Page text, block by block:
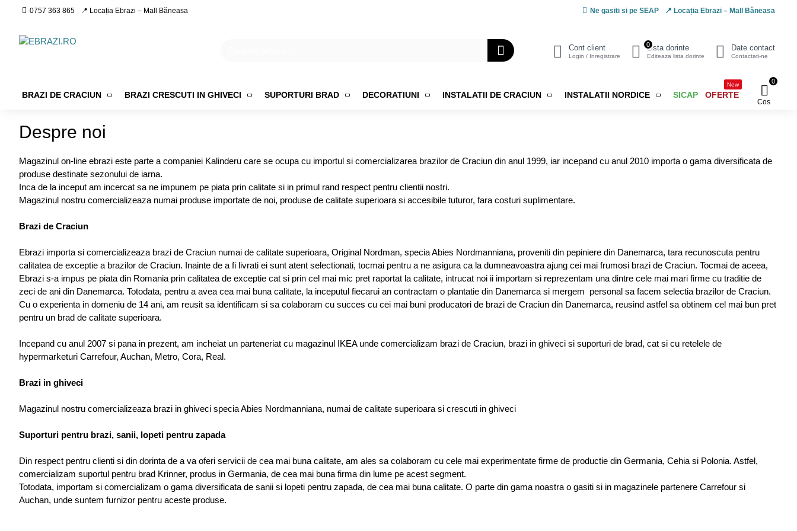
0757 363 865 📍 Locația Ebrazi – Mall Băneasa Ne gasiti si pe SEAP 📍 Locația Ebrazi – Mall Băneasa
Cont client
Login / Inregistrare
Lista dorinte
Editeaza lista dorinte
0 Date contact
Contactati-ne
BRAZI DE CRACIUN BRAZI CRESCUTI IN GHIVECI SUPORTURI BRAD DECORATIUNI INSTALATII DE CRACIUN INSTALATII NORDICE SICAP OFERTE
New
Cos
0
Despre noi
Magazinul on-line ebrazi este parte a companiei Kalinderu care se ocupa cu importul si comercializarea brazilor de Craciun din anul 1999, iar incepand cu anul 2010 importa o gama diversificata de
produse destinate sezonului de iarna.
Inca de la inceput am incercat sa ne impunem pe piata prin calitate si in primul rand respect pentru clientii nostri.
Magazinul nostru comercializeaza numai produse importate de noi, produse de calitate superioara si accesibile tuturor, fara costuri suplimentare.
Brazi de Craciun
Ebrazi importa si comercializeaza brazi de Craciun numai de calitate superioara, Original Nordman, specia Abies Nordmanniana, proveniti din pepiniere din Danemarca, tara recunoscuta pentru
calitatea de exceptie a brazilor de Craciun. Inainte de a fi livrati ei sunt atent selectionati, tocmai pentru a ne asigura ca la dumneavoastra ajung cei mai frumosi brazi de Craciun. Tocmai de aceea,
Ebrazi s-a impus pe piata din Romania prin calitatea de exceptie cat si prin cel mai mic pret raportat la calitate, intrucat noi ii importam si reprezentam una dintre cele mai mari firme cu traditie de
zeci de ani din Danemarca. Totodata, pentru a avea cea mai buna calitate, la inceputul fiecarui an contractam o plantatie din Danemarca si mergem personal sa facem selectia brazilor de Craciun.
Cu o experienta in domeniu de 14 ani, am reusit sa identificam si sa colaboram cu succes cu cei mai buni producatori de brazi de Craciun din Danemarca, reusind astfel sa obtinem cel mai bun pret
pentru un brad de calitate superioara.
Incepand cu anul 2007 si pana in prezent, am incheiat un parteneriat cu magazinul IKEA unde comercializam brazi de Craciun, brazi in ghiveci si suporturi de brad, cat si cu retelele de
hypermarketuri Carrefour, Auchan, Metro, Cora, Real.
Brazi in ghiveci
Magazinul nostru comercializeaza brazi in ghiveci specia Abies Nordmanniana, numai de calitate superioara si crescuti in ghiveci
Suporturi pentru brazi, sanii, lopeti pentru zapada
Din respect pentru clienti si din dorinta de a va oferi servicii de cea mai buna calitate, am ales sa colaboram cu cele mai experimentate firme de productie din Germania, Cehia si Polonia. Astfel,
comercializam suportul pentru brad Krinner, produs in Germania, de cea mai buna firma din lume pe acest segment.
Totodata, importam si comercializam o gama diversificata de sanii si lopeti pentru zapada, de cea mai buna calitate. O parte din gama noastra o gasiti si in magazinele partenere Carrefour si
Auchan, unde suntem furnizor pentru aceste produse.